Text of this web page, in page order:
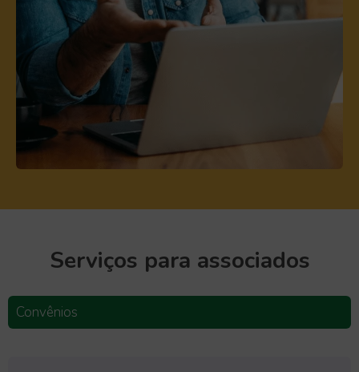
Serviços para associados
Convênios